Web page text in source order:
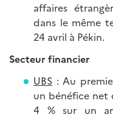
affaires
dans le même
24 avril à Pékin.
Secteur financier
UBS : Au
un bénéfice net
4 % sur un